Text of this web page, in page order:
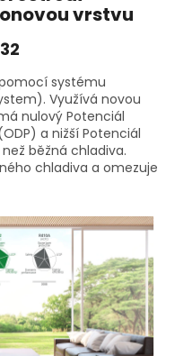
vrstvu
systému
Využívá novou
nulový Potenciál
a nižší Potenciál
běžná chladiva.
chladiva a omezuje